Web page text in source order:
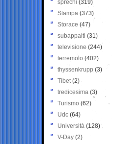
sprechi (319)
Stampa (373)
Storace (47)
subappalti (31)
televisione(244)
terremoto (402)
thyssenkrupp (3)
Tibet(2)
tredicesima (3)
Turismo (62)
Udc (64)
Università (128)
V-Day (2)